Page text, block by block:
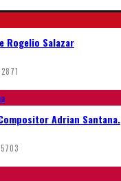
Rogelio Salazar
2871
Adrian Santana.
5703